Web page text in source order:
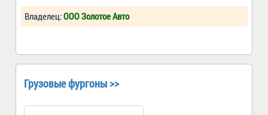
Владелец:ООО Золотое Авто
Грузовые фургоны >>